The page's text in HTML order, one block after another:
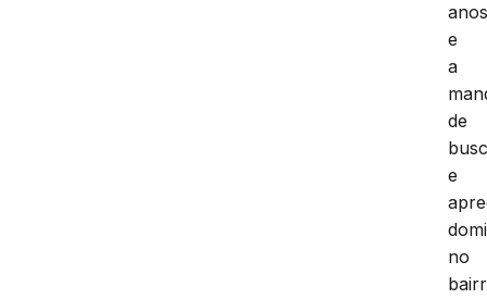
e
a
de
e
no